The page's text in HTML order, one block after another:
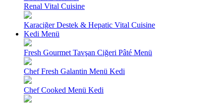
Renal Vital Cuisine
Karaciğer Destek & Hepatic Vital Cuisine
Kedi Menü
Fresh Gourmet Tavşan Ciğeri Pâté Menü
Chef Fresh Galantin Menü Kedi
Chef Cooked Menü Kedi